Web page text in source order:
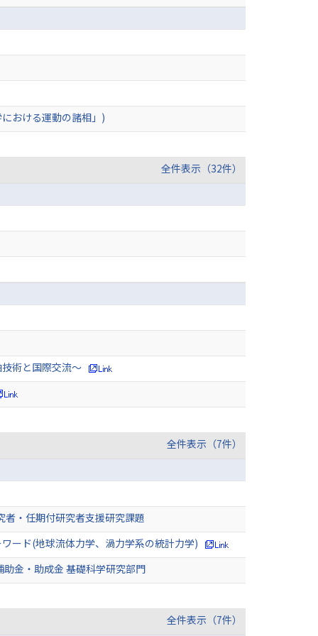
おける運動の諸相」)
全件表示（32件）
術と国際交流～
全件表示（7件）
者・任期付研究者支援研究課題
ード(地球流体力学、渦力学系の統計力学)
金・助成金 基礎科学研究部門
全件表示（7件）